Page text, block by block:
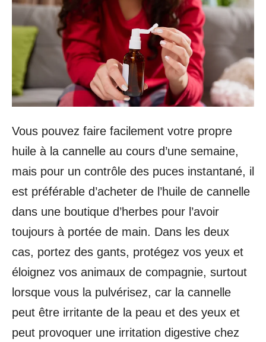
Vous pouvez faire facilement votre propre
huile à la cannelle au cours d’une semaine,
mais pour un contrôle des puces instantané, il
est préférable d’acheter de l’huile de cannelle
dans une boutique d’herbes pour l’avoir
toujours à portée de main. Dans les deux
cas, portez des gants, protégez vos yeux et
éloignez vos animaux de compagnie, surtout
lorsque vous la pulvérisez, car la cannelle
peut être irritante de la peau et des yeux et
peut provoquer une irritation digestive chez